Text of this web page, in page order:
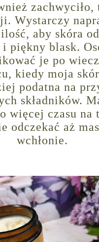
zachwyciło,
Wystarczy
aby skóra
piękny blask.
je po
kiedy moja
podatna na
składników.
więcej czasu na
odczekać aż
wchłonie.